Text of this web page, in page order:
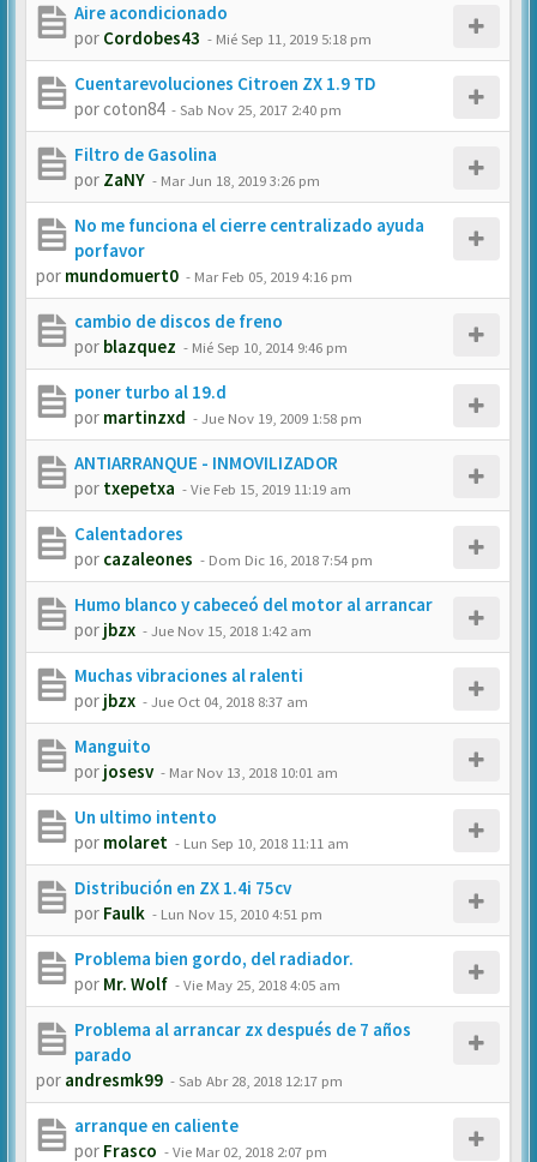
Aire acondicionado
por Cordobes43 - Mié Sep 11, 2019 5:18 pm
Cuentarevoluciones Citroen ZX 1.9 TD
porcoton84 -Sab Nov 25, 2017 2:40 pm
Filtro de Gasolina
por ZaNY - Mar Jun 18, 2019 3:26 pm
No me funciona el cierre centralizado ayuda
porfavor
por mundomuert0 - Mar Feb 05, 2019 4:16 pm
cambio de discos de freno
por blazquez - Mié Sep 10, 2014 9:46 pm
poner turbo al 19.d
por martinzxd -Jue Nov 19, 2009 1:58 pm
ANTIARRANQUE - INMOVILIZADOR
por txepetxa -Vie Feb 15, 2019 11:19 am
Calentadores
por cazaleones - Dom Dic 16, 2018 7:54 pm
Humo blanco y cabeceó del motor al arrancar
por jbzx -Jue Nov 15, 2018 1:42 am
Muchas vibraciones al ralenti
por jbzx -Jue Oct 04, 2018 8:37 am
Manguito
por josesv - Mar Nov 13, 2018 10:01 am
Un ultimo intento
por molaret - Lun Sep 10, 2018 11:11 am
Distribución en ZX 1.4i 75cv
por Faulk - Lun Nov 15, 2010 4:51 pm
Problema bien gordo, del radiador.
por Mr. Wolf -Vie May 25, 2018 4:05 am
Problema al arrancar zx después de 7 años
parado
por andresmk99 -Sab Abr 28, 2018 12:17 pm
arranque en caliente
por Frasco -Vie Mar 02, 2018 2:07 pm